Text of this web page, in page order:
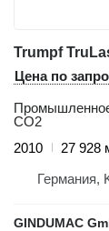
Trumpf
Цена по
CO2
2010
27 928
Германия,
GINDUMAC